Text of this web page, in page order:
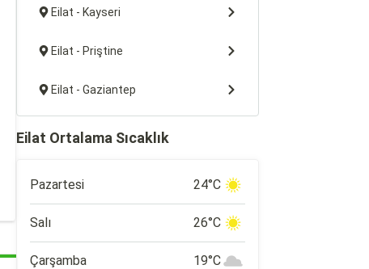
Eilat - Kayseri
Eilat - Priştine
Eilat - Gaziantep
Eilat Ortalama Sıcaklık
Pazartesi 24°C
Salı 26°C
Çarşamba 19°C